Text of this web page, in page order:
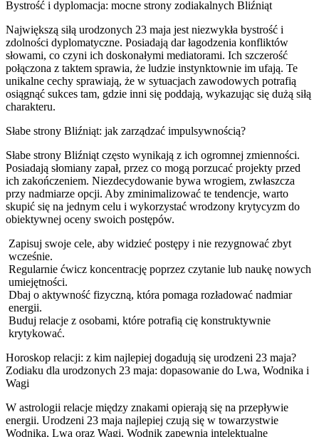
Bystrość i dyplomacja: mocne strony zodiakalnych Bliźniąt
Największą siłą urodzonych 23 maja jest niezwykła bystrość i
zdolności dyplomatyczne. Posiadają dar łagodzenia konfliktów
słowami, co czyni ich doskonałymi mediatorami. Ich szczerość
połączona z taktem sprawia, że ludzie instynktownie im ufają. Te
unikalne cechy sprawiają, że w sytuacjach zawodowych potrafią
osiągnąć sukces tam, gdzie inni się poddają, wykazując się dużą siłą
charakteru.
Słabe strony Bliźniąt: jak zarządzać impulsywnością?
Słabe strony Bliźniąt często wynikają z ich ogromnej zmienności.
Posiadają słomiany zapał, przez co mogą porzucać projekty przed
ich zakończeniem. Niezdecydowanie bywa wrogiem, zwłaszcza
przy nadmiarze opcji. Aby zminimalizować te tendencje, warto
skupić się na jednym celu i wykorzystać wrodzony krytycyzm do
obiektywnej oceny swoich postępów.
Zapisuj swoje cele, aby widzieć postępy i nie rezygnować zbyt
wcześnie.
Regularnie ćwicz koncentrację poprzez czytanie lub naukę nowych
umiejętności.
Dbaj o aktywność fizyczną, która pomaga rozładować nadmiar
energii.
Buduj relacje z osobami, które potrafią cię konstruktywnie
krytykować.
Horoskop relacji: z kim najlepiej dogadują się urodzeni 23 maja?
Zodiaku dla urodzonych 23 maja: dopasowanie do Lwa, Wodnika i
Wagi
W astrologii relacje między znakami opierają się na przepływie
energii. Urodzeni 23 maja najlepiej czują się w towarzystwie
Wodnika, Lwa oraz Wagi. Wodnik zapewnia intelektualne